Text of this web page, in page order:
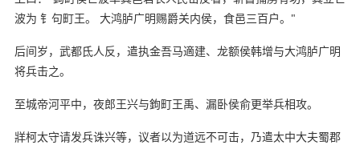
波为 钅句町王。 大鸿胪广明赐爵关内侯，食邑三百户。"
后间岁，武都氐人反，遣执金吾马適建、龙额侯韩增与大鸿胪广明
将兵击之。
至城帝河平中，夜郎王兴与鉤町王禹、漏卧侯俞更举兵相攻。
牂柯太守请发兵诛兴等，议者以为道远不可击，乃遣太中大夫蜀郡